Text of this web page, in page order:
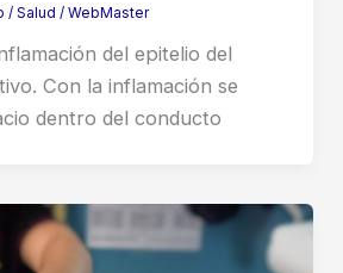
/ Salud / WebMaster
del epitelio del
Con la inflamación se
dentro del conducto